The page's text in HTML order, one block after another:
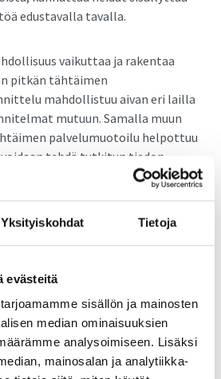
Yksityiskohdat Tietoja
evästeitä
sisällön ja mainosten
median ominaisuuksien
analysoimiseen. Lisäksi
mainosalan ja analytiikka-
edustavalla tavalla.
vaikuttaa ja rakentaa
pitkän tähtäimen
mahdollistuu aivan eri lailla
mutuun. Samalla muun
palvelumuotoilu helpottuu
tehdä tutkitun tiedon
asuinalueesta, ja muista
tavoittaa lähes kaikki
henkilöt ja kohdentaa heille
mitä tahansa tutkimusta
Tämä vaatii toki